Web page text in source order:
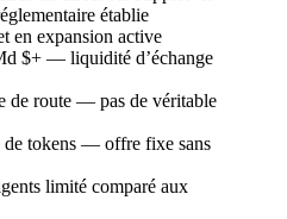
établie
en expansion active
$+ — liquidité d’échange
de route — pas de véritable
de tokens — offre fixe sans
limité comparé aux